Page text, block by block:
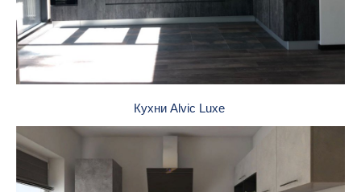
Кухни Alvic Luxe